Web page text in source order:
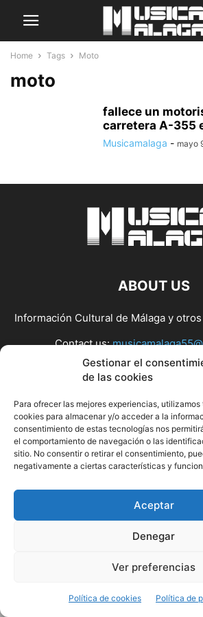
Gestionar el
de las cookies
Para ofrecer las mejores experiencias,
cookies para almacenar y/o acceder a la
consentimiento de estas tecnologías nos
el comportamiento de navegación o las
sitio. No consentir o retirar el consentimiento,
negativamente a ciertas características y
Aceptar
Denegar
Ver preferencias
Política de cookies Política de
Home Tags Moto
moto
fallece un
carretera A-355
Musicamalaga - mayo
ABOUT US
Información Cultural de Málaga y
Contact us:
FOLLOW US
© Musicamalaga